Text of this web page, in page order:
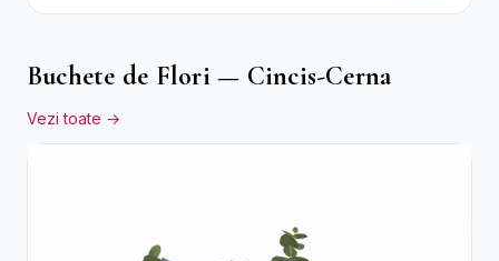
Trandafiri și Alstroemeria
Buchete de Flori — Cincis-Cerna
Vezi toate →